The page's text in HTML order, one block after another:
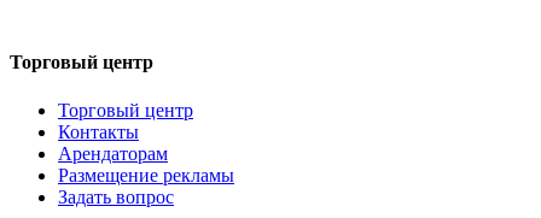
Торговый центр
Торговый центр
Контакты
Арендаторам
Размещение рекламы
Задать вопрос